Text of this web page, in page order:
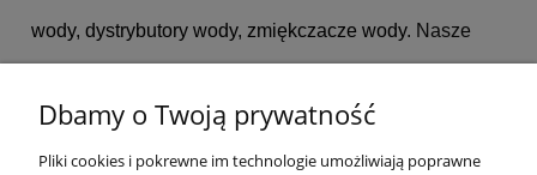
wody, dystrybutory wody, zmiękczacze wody. Nasze
Miraqua, PHILIPS,Coway,Ecowater,BWT
BorgandOverstrom ,Blueair,John Guest, Kuna
Dbamy o Twoją prywatność
Pliki cookies i pokrewne im technologie umożliwiają poprawne